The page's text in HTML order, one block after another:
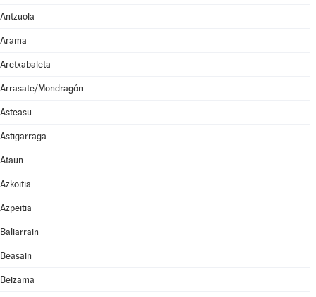
Antzuola
Arama
Aretxabaleta
Arrasate/Mondragón
Asteasu
Astigarraga
Ataun
Azkoitia
Azpeitia
Baliarrain
Beasain
Beizama